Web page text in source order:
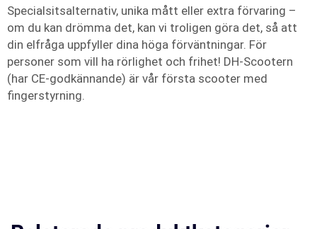
Specialsitsalternativ, unika mått eller extra förvaring –
om du kan drömma det, kan vi troligen göra det, så att
din elfråga uppfyller dina höga förväntningar. För
personer som vill ha rörlighet och frihet! DH-Scootern
(har CE-godkännande) är vår första scooter med
fingerstyrning.